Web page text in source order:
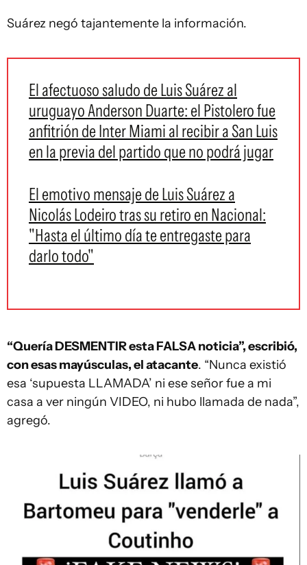
Suárez negó tajantemente la información.
El afectuoso saludo de Luis Suárez al
uruguayo Anderson Duarte: el Pistolero fue
anfitrión de Inter Miami al recibir a San Luis
en la previa del partido que no podrá jugar
El emotivo mensaje de Luis Suárez a
Nicolás Lodeiro tras su retiro en Nacional:
"Hasta el último día te entregaste para
darlo todo"
“Quería DESMENTIR esta FALSA noticia”, escribió,
con esas mayúsculas, el atacante. “Nunca existió
esa ‘supuesta LLAMADA’ ni ese señor fue a mi
casa a ver ningún VIDEO, ni hubo llamada de nada”,
agregó.